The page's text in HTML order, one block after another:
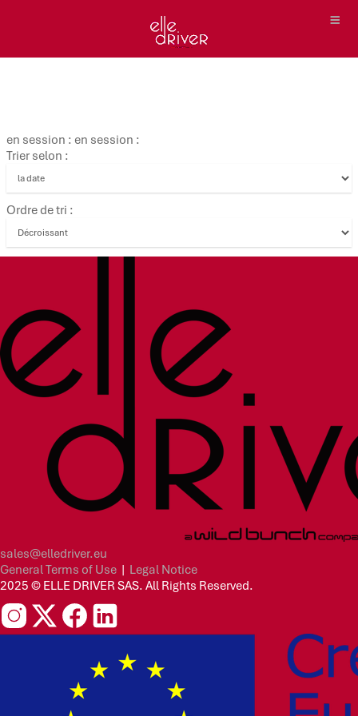
en session : en session :
Trier selon :
Ordre de tri :
sales@elledriver.eu
General Terms of Use | Legal Notice
2025 © ELLE DRIVER SAS. All Rights Reserved.